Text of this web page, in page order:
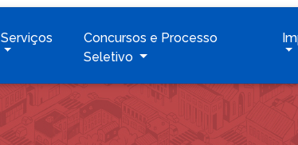
Serviços
Concursos e Processo
Seletivo